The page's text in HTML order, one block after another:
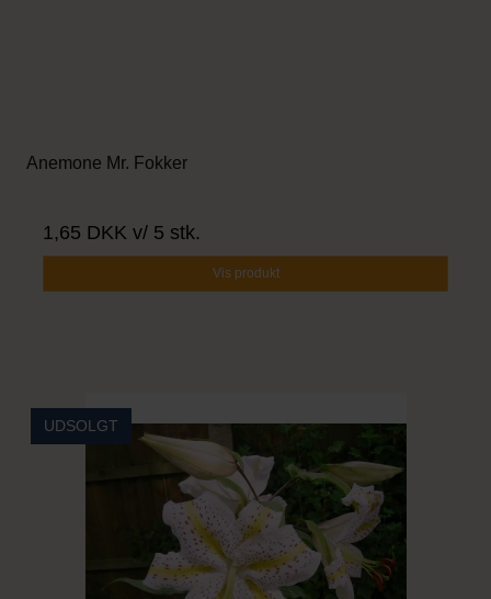
Anemone Mr. Fokker
1,65 DKK v/ 5 stk.
Vis produkt
UDSOLGT